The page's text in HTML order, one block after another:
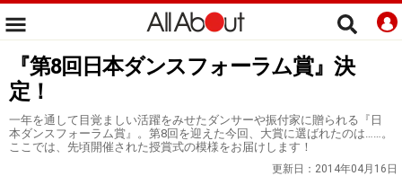
『第8回日本ダンスフォーラム賞』決
定！
一年を通して目覚ましい活躍をみせたダンサーや振付家に贈られる『日
本ダンスフォーラム賞』。第8回を迎えた今回、大賞に選ばれたのは……。
ここでは、先頃開催された授賞式の模様をお届けします！
更新日： 2014年04月16日